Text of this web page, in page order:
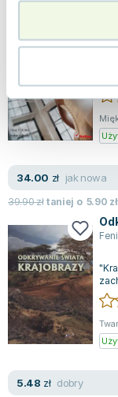
34.00 zł jak nowa
39.90złtaniej o 5.90 zł
5.48 zł dobry